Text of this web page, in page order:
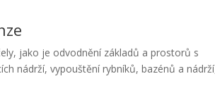
jako je odvodnění základů a prostorů s
nádrží, vypouštění rybníků, bazénů a